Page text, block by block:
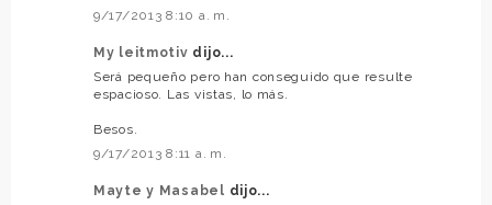
9/17/2013 8:10 a. m.
My leitmotiv dijo...
Será pequeño pero han conseguido que resulte
espacioso. Las vistas, lo más.
Besos.
9/17/2013 8:11 a. m.
Mayte y Masabel dijo...